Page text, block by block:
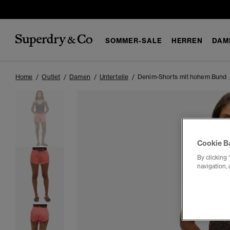
SOMMER-SALE HERREN
Home Outlet Damen Unterteile Denim-Shorts mit hohem Bund
Cookie
By clicking
navigation,